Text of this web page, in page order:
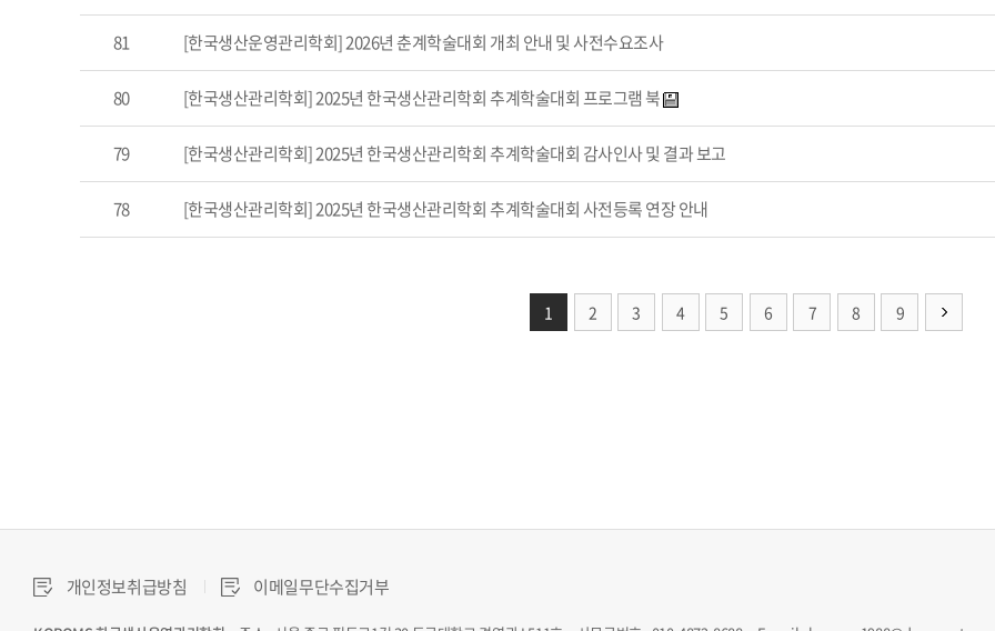
81 [한국생산운영관리학회] 2026년 춘계학술대회 개최 안내 및 사전수요조사
80 [한국생산관리학회] 2025년 한국생산관리학회 추계학술대회 프로그램 북
79 [한국생산관리학회] 2025년 한국생산관리학회 추계학술대회 감사인사 및 결과 보고
78 [한국생산관리학회] 2025년 한국생산관리학회 추계학술대회 사전등록 연장 안내
1 2 3 4 5 6 7 8 9
개인정보취급방침 이메일무단수집거부